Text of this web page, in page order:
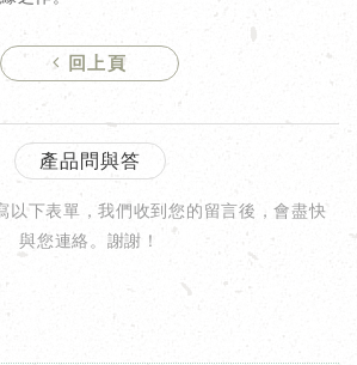
回上頁
產品問與答
以下表單，我們收到您的留言後，會盡快
與您連絡。謝謝！